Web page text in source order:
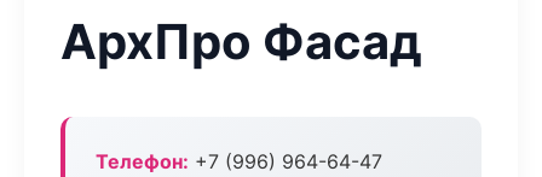
АрхПро Фасад
Телефон: +7 (996) 964-64-47